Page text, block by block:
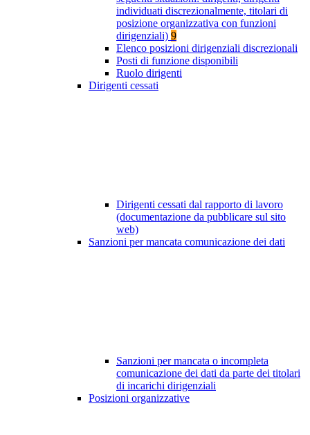
individuati discrezionalmente, titolari di
posizione organizzativa con funzioni
dirigenziali) 9
Elenco posizioni dirigenziali discrezionali
Posti di funzione disponibili
Ruolo dirigenti
Dirigenti cessati
Dirigenti cessati dal rapporto di lavoro
(documentazione da pubblicare sul sito
web)
Sanzioni per mancata comunicazione dei dati
Sanzioni per mancata o incompleta
comunicazione dei dati da parte dei titolari
di incarichi dirigenziali
Posizioni organizzative